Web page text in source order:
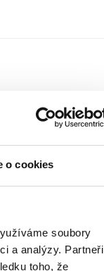
o cookies
soubory
a analýzy. Partneři
toho, že